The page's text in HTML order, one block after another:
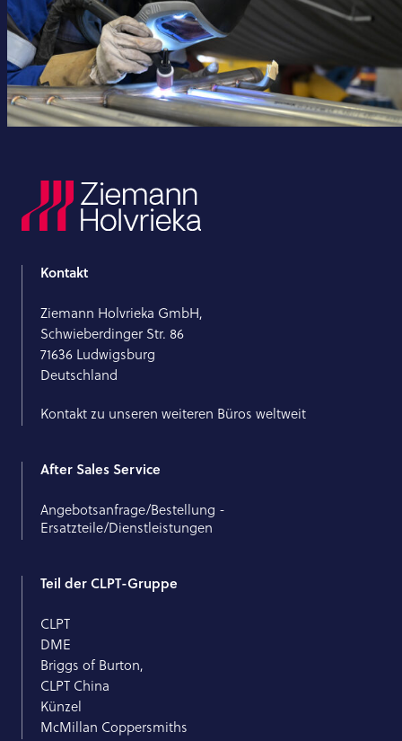
Kontakt
Ziemann Holvrieka GmbH,
Schwieberdinger Str. 86
71636 Ludwigsburg
Deutschland
Kontakt zu unseren weiteren Büros weltweit
After Sales Service
Angebotsanfrage/Bestellung -
Ersatzteile/Dienstleistungen
Teil der CLPT-Gruppe
CLPT
DME
Briggs of Burton,
CLPT China
Künzel
McMillan Coppersmiths